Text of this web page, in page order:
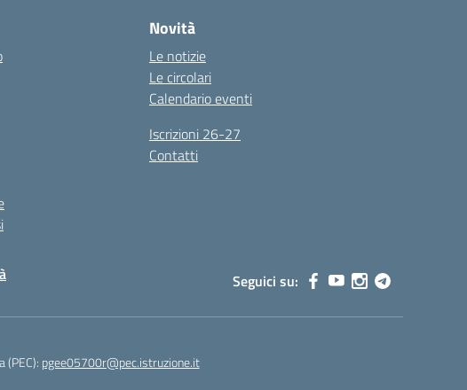
Novità
Le notizie
Le circolari
Calendario eventi
Iscrizioni 26-27
Contatti
Seguici su:
(PEC): pgee05700r@pec.istruzione.it